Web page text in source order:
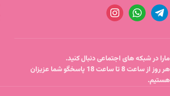
مارا در شبکه های اجتماعی دنبال کنید.
هر روز از ساعت 8 تا ساعت 18 پاسخگو شما عزیزان
هستیم.